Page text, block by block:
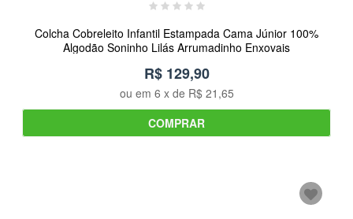
Colcha Cobreleito Infantil Estampada Cama Júnior 100%
Algodão Soninho Lilás Arrumadinho Enxovais
R$ 129,90
ou em 6 x de R$ 21,65
COMPRAR